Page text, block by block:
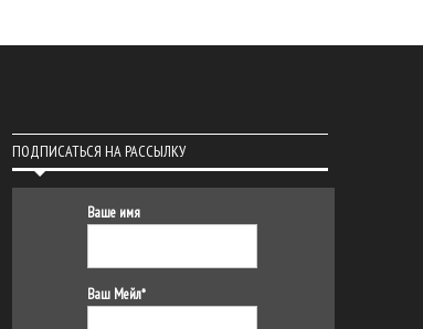
ПОДПИСАТЬСЯ НА РАССЫЛКУ
Ваше имя
Ваш Мейл*